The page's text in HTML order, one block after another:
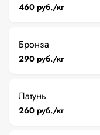
460 руб./кг
Бронза
290 руб./кг
Латунь
260 руб./кг